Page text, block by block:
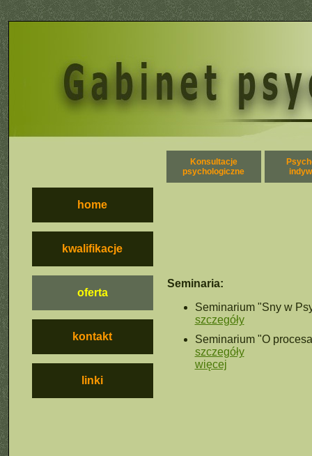
home
kwalifikacje
oferta
kontakt
linki
Konsultacje
psychologiczne
Seminaria:
Seminarium "Sny w
szczegóły
Seminarium "O
szczegóły
więcej